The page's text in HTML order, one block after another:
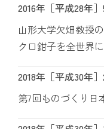
2016年［平成28年
山形大学欠畑教授
クロ鉗子を全世界
2018年［平成30年
第7回ものづくり